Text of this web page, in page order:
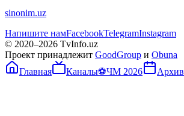
sinonim.uz
Напишите намFacebookTelegramInstagram
© 2020–2026 TvInfo.uz
Проект принадлежит GoodGroup и Obuna
Главная
Каналы⚽ЧМ 2026 Архив